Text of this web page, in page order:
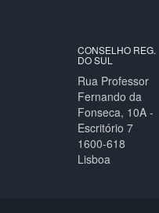
CONSELHO REG.
DO SUL
Rua Professor
Fernando da
Fonseca, 10A -
Escritório 7
1600-618
Lisboa